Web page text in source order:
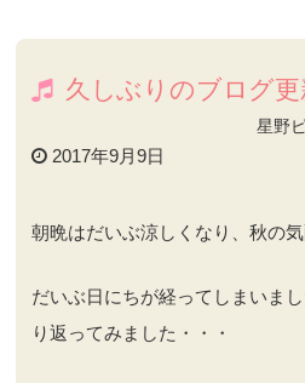
久しぶりのブログ更
星野
2017年9月9日
朝晩はだいぶ涼しくなり、秋の
だいぶ日にちが経ってしまいま
り返ってみました・・・